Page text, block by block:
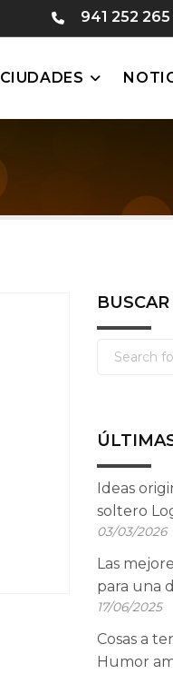
941 252 265
CIUDADES
BUSCAR
Ideas
soltero
03/03/2026
Las
para una
17/06/2025
Cosas a
Humor